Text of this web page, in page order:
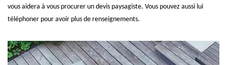
vous aidera à vous procurer un devis paysagiste. Vous pouvez aussi lui
téléphoner pour avoir plus de renseignements.